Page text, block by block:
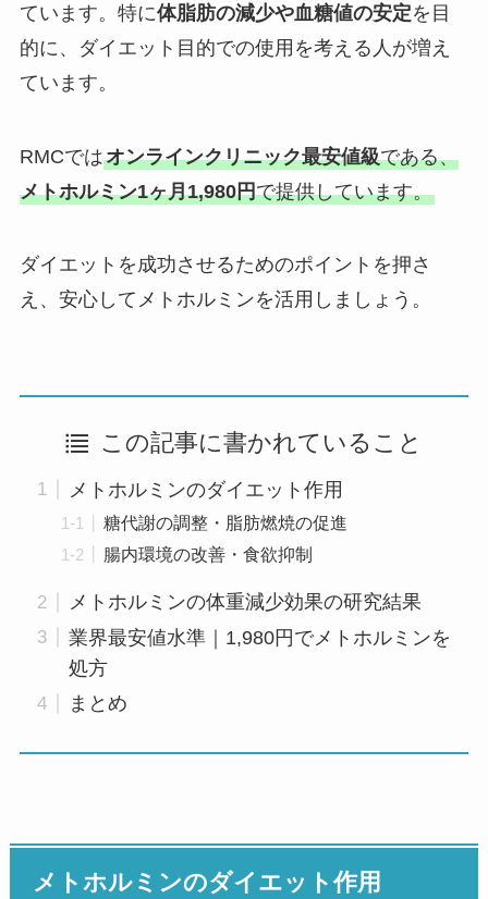
ています。特に体脂肪の減少や血糖値の安定を目
的に、ダイエット目的での使用を考える人が増え
ています。
RMCではオンラインクリニック最安値級である、
メトホルミン1ヶ月1,980円で提供しています。
ダイエットを成功させるためのポイントを押さ
え、安心してメトホルミンを活用しましょう。
この記事に書かれていること
メトホルミンのダイエット作用
糖代謝の調整・脂肪燃焼の促進
腸内環境の改善・食欲抑制
メトホルミンの体重減少効果の研究結果
業界最安値水準｜1,980円でメトホルミンを
処方
まとめ
メトホルミンのダイエット作用